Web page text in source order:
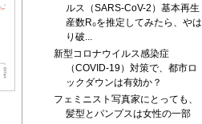
ルス（SARS-CoV-2）基本再生
産数R₀を推定してみたら、やは
り破...
新型コロナウイルス感染症
（COVID-19）対策で、都市ロ
ックダウンは有効か？
フェミニスト写真家にとっても、
髪型とパンプスは女性の一部